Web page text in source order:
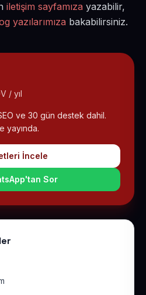
iletişim sayfamıza yazabilir,
yazılarımıza bakabilirsiniz.
/ yıl
ve 30 gün destek dahil.
yayında.
İncele
Sor